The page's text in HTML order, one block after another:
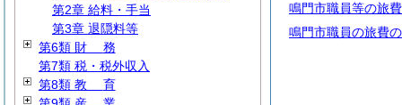
鳴門市職員等の旅
鳴門市職員の旅費
第2章 給料・手当
第3章 退隠料等
第6類 財 務
第7類 税・税外収入
第8類 教 育